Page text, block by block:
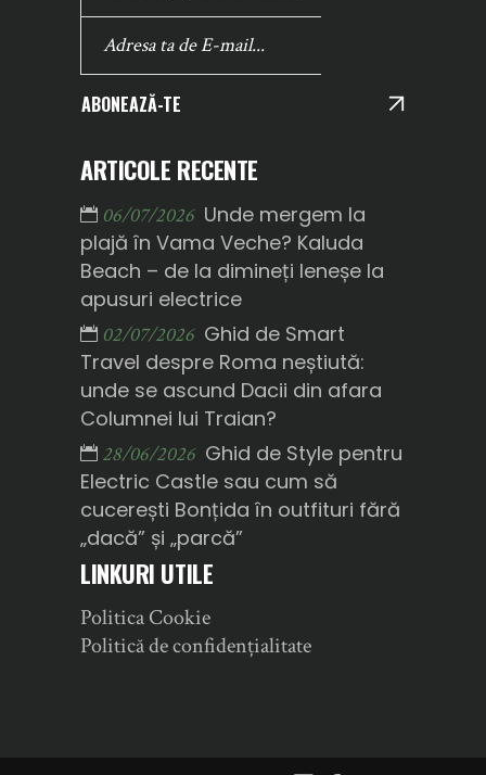
ABONEAZĂ-TE
ARTICOLE RECENTE
06/07/2026 Unde mergem la
plajă în Vama Veche? Kaluda
Beach – de la dimineți leneșe la
apusuri electrice
02/07/2026 Ghid de Smart
Travel despre Roma neștiută:
unde se ascund Dacii din afara
Columnei lui Traian?
28/06/2026 Ghid de Style pentru
Electric Castle sau cum să
cucerești Bonțida în outfituri fără
„dacă” și „parcă”
LINKURI UTILE
Politica Cookie
Politică de confidențialitate